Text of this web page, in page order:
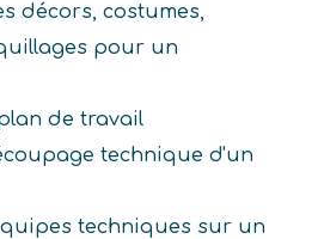
décors, costumes,
pour un
de travail
technique d'un
techniques sur un